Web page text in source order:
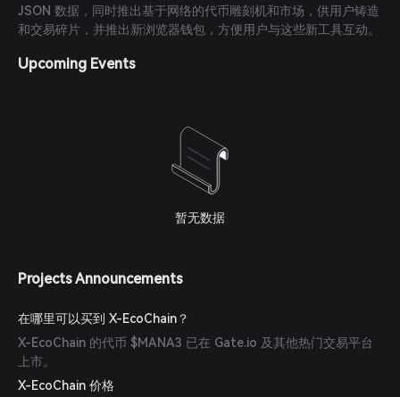
JSON 数据，同时推出基于网络的代币雕刻机和市场，供用户铸造
和交易碎片，并推出新浏览器钱包，方便用户与这些新工具互动。
Upcoming Events
暂无数据
Projects Announcements
在哪里可以买到 X-EcoChain？
X-EcoChain 的代币 $MANA3 已在 Gate.io 及其他热门交易平台
上市。
X-EcoChain 价格